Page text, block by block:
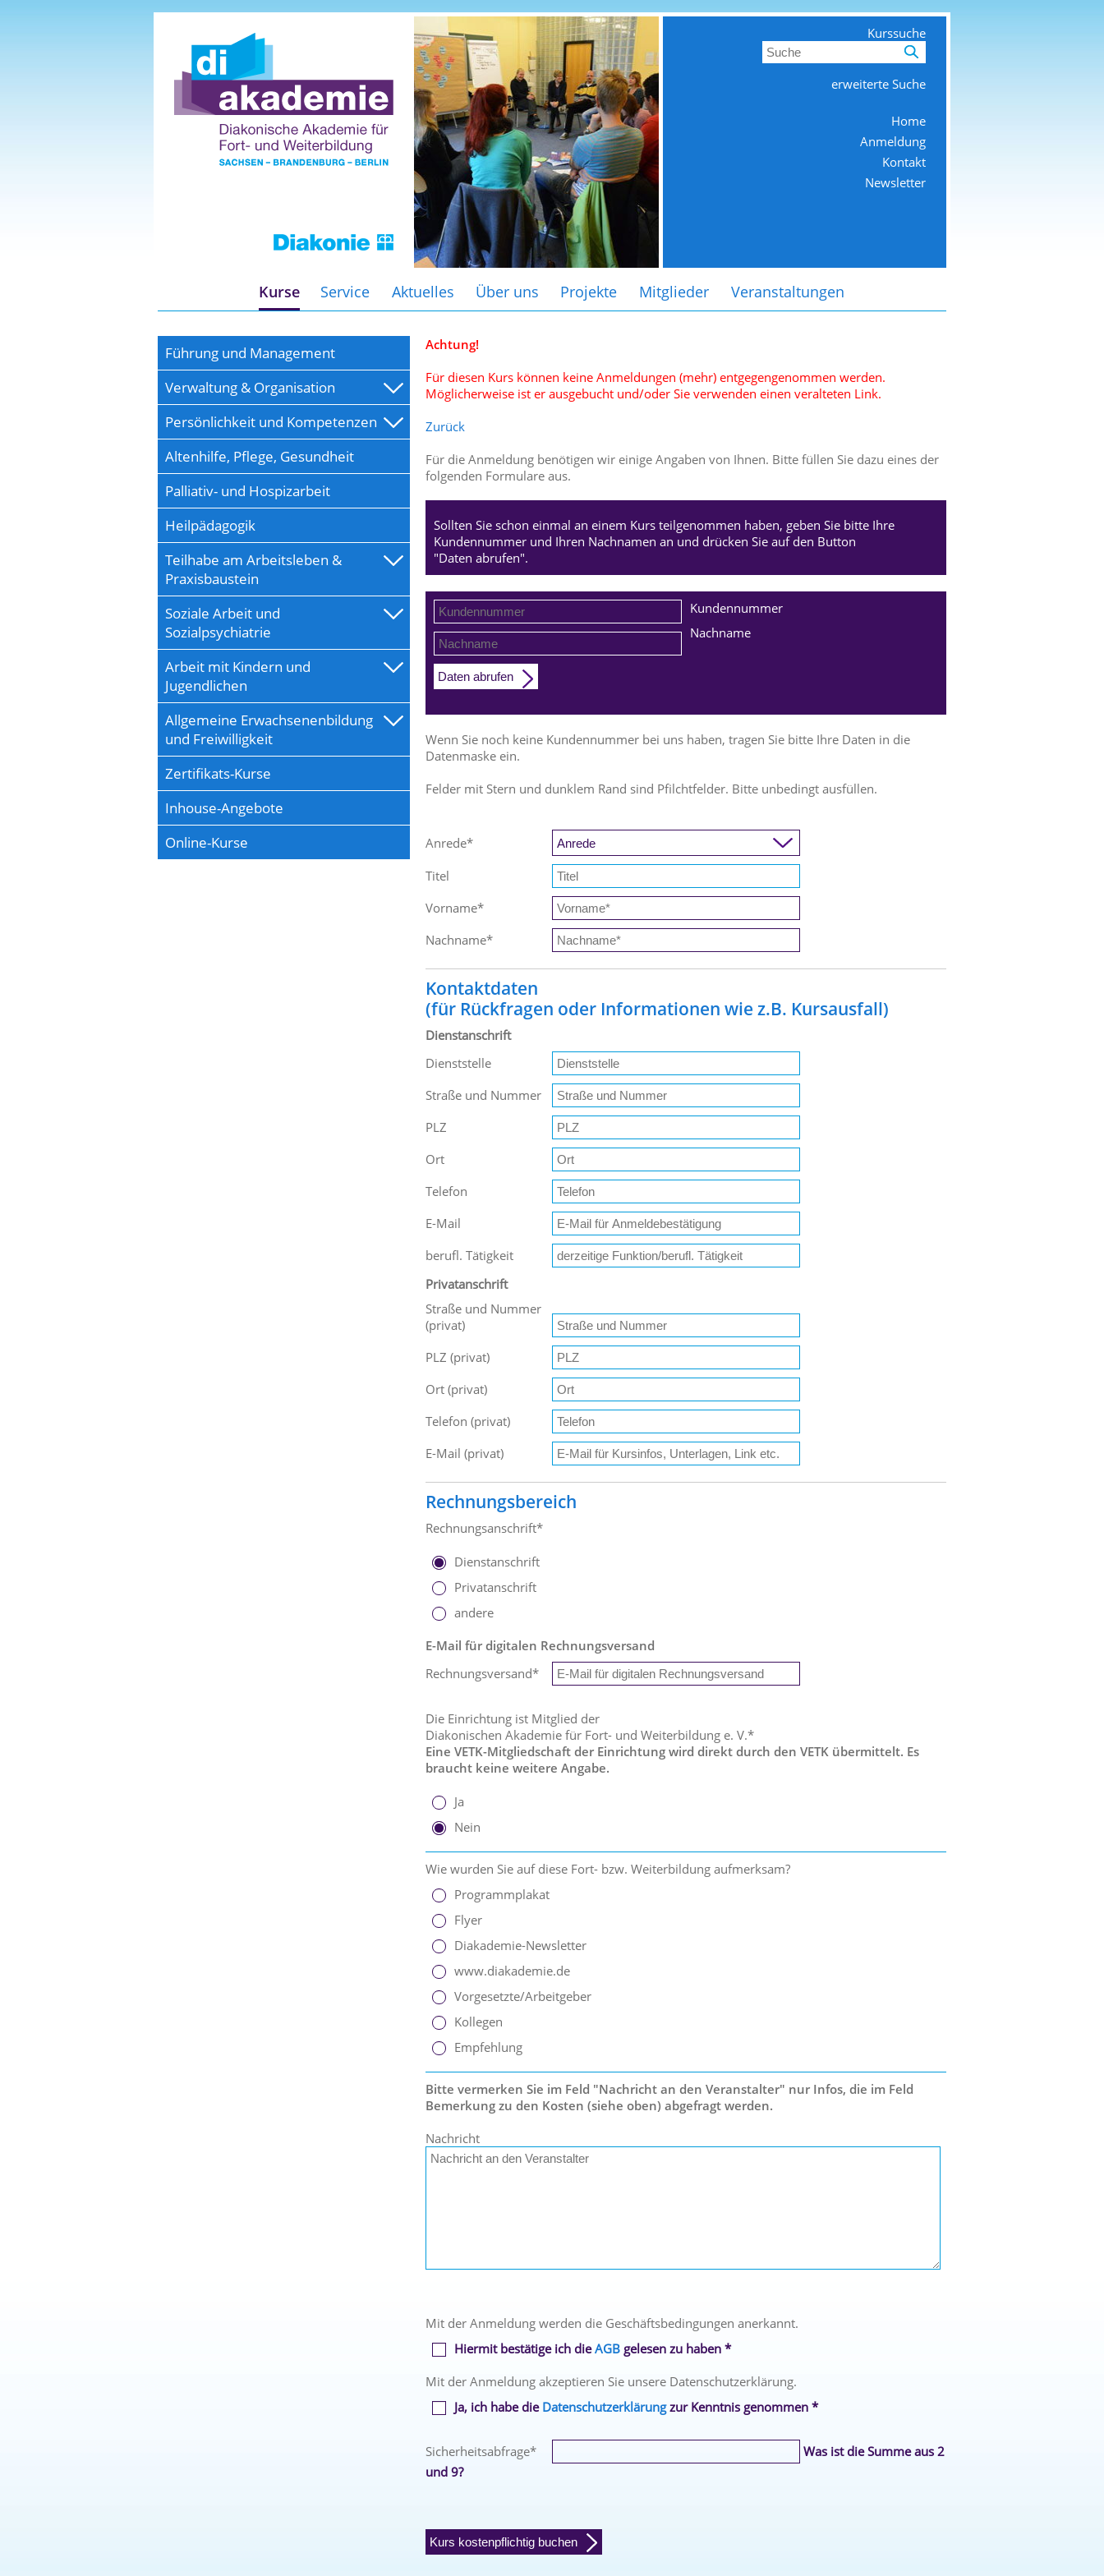
Kurssuche
erweiterte Suche
Home
Anmeldung
Kontakt
Newsletter
Kurse Service Aktuelles Über uns Projekte Mitglieder Veranstaltungen
Führung und Management
Verwaltung & Organisation
Persönlichkeit und Kompetenzen
Altenhilfe, Pflege, Gesundheit
Palliativ- und Hospizarbeit
Heilpädagogik
Teilhabe am Arbeitsleben &
Praxisbaustein
Soziale Arbeit und
Sozialpsychiatrie
Arbeit mit Kindern und
Jugendlichen
Allgemeine Erwachsenenbildung
und Freiwilligkeit
Zertifikats-Kurse
Inhouse-Angebote
Online-Kurse
Achtung!
Für diesen Kurs können keine Anmeldungen (mehr) entgegengenommen werden.
Möglicherweise ist er ausgebucht und/oder Sie verwenden einen veralteten Link.
Zurück
Für die Anmeldung benötigen wir einige Angaben von Ihnen. Bitte füllen Sie dazu eines der
folgenden Formulare aus.
Sollten Sie schon einmal an einem Kurs teilgenommen haben, geben Sie bitte Ihre
Kundennummer und Ihren Nachnamen an und drücken Sie auf den Button
"Daten abrufen".
Kundennummer
Nachname
Daten abrufen
Wenn Sie noch keine Kundennummer bei uns haben, tragen Sie bitte Ihre Daten in die
Datenmaske ein.
Felder mit Stern und dunklem Rand sind Pfilchtfelder. Bitte unbedingt ausfüllen.
Anrede*
Titel
Vorname*
Nachname*
Kontaktdaten
(für Rückfragen oder Informationen wie z.B. Kursausfall)
Dienstanschrift
Dienststelle
Straße und Nummer
PLZ
Ort
Telefon
E-Mail
berufl. Tätigkeit
Privatanschrift
Straße und Nummer
(privat)
PLZ (privat)
Ort (privat)
Telefon (privat)
E-Mail (privat)
Rechnungsbereich
Rechnungsanschrift*
Dienstanschrift
Privatanschrift
andere
E-Mail für digitalen Rechnungsversand
Rechnungsversand*
Die Einrichtung ist Mitglied der
Diakonischen Akademie für Fort- und Weiterbildung e. V.*
Eine VETK-Mitgliedschaft der Einrichtung wird direkt durch den VETK übermittelt. Es
braucht keine weitere Angabe.
Ja
Nein
Wie wurden Sie auf diese Fort- bzw. Weiterbildung aufmerksam?
Programmplakat
Flyer
Diakademie-Newsletter
www.diakademie.de
Vorgesetzte/Arbeitgeber
Kollegen
Empfehlung
Bitte vermerken Sie im Feld "Nachricht an den Veranstalter" nur Infos, die im Feld
Bemerkung zu den Kosten (siehe oben) abgefragt werden.
Nachricht
Mit der Anmeldung werden die Geschäftsbedingungen anerkannt.
Hiermit bestätige ich dieAGB gelesen zu haben *
Mit der Anmeldung akzeptieren Sie unsere Datenschutzerklärung.
Ja, ich habe die Datenschutzerklärungzur Kenntnis genommen *
Sicherheitsabfrage*
Was ist die Summe aus 2
und 9?
Kurs kostenpflichtig buchen